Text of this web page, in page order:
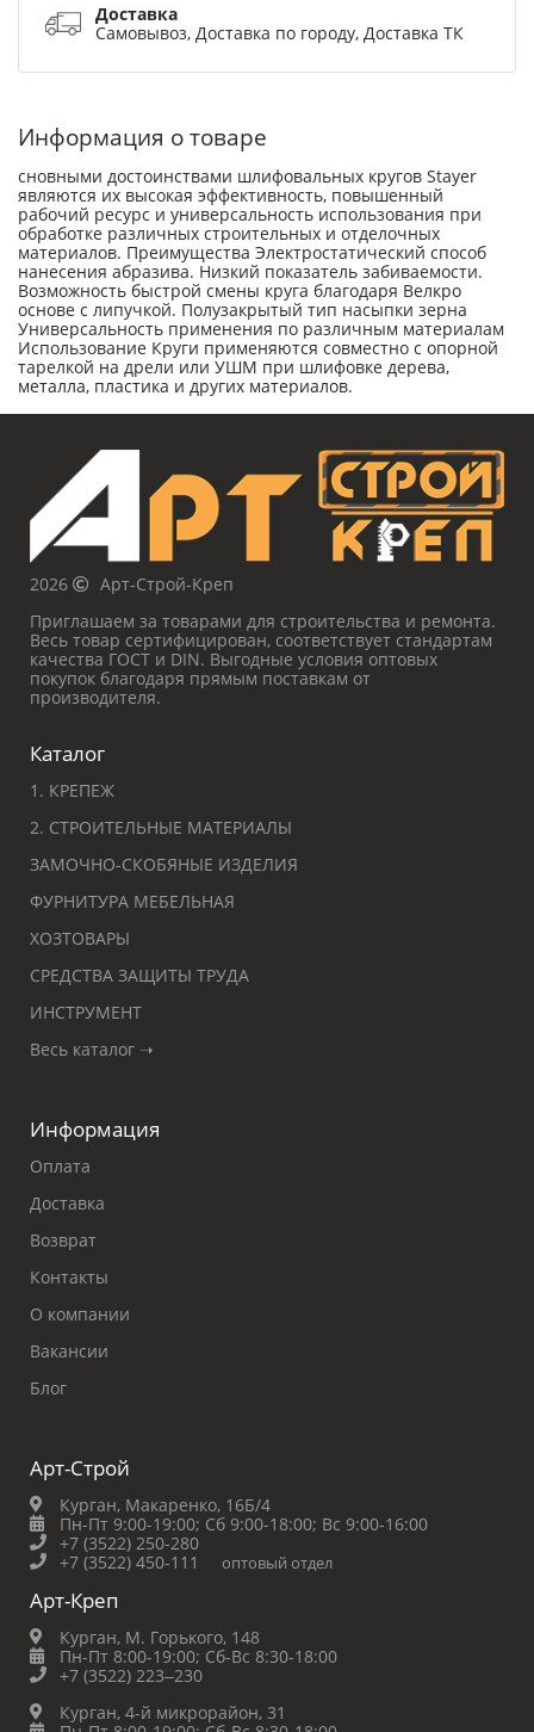
Доставка
Самовывоз, Доставка по городу, Доставка ТК
Информация о товаре
сновными достоинствами шлифовальных кругов Stayer
являются их высокая эффективность, повышенный
рабочий ресурс и универсальность использования при
обработке различных строительных и отделочных
материалов. Преимущества Электростатический способ
нанесения абразива. Низкий показатель забиваемости.
Возможность быстрой смены круга благодаря Велкро
основе с липучкой. Полузакрытый тип насыпки зерна
Универсальность применения по различным материалам
Использование Круги применяются совместно с опорной
тарелкой на дрели или УШМ при шлифовке дерева,
металла, пластика и других материалов.
2026
Арт-Строй-Креп
Приглашаем за товарами для строительства и ремонта.
Весь товар сертифицирован, соответствует стандартам
качества ГОСТ и DIN. Выгодные условия оптовых
покупок благодаря прямым поставкам от
производителя.
Каталог
1. КРЕПЕЖ
2. СТРОИТЕЛЬНЫЕ МАТЕРИАЛЫ
ЗАМОЧНО-СКОБЯНЫЕ ИЗДЕЛИЯ
ФУРНИТУРА МЕБЕЛЬНАЯ
ХОЗТОВАРЫ
СРЕДСТВА ЗАЩИТЫ ТРУДА
ИНСТРУМЕНТ
Весь каталог ➝
Информация
Оплата
Доставка
Возврат
Контакты
О компании
Вакансии
Блог
Арт-Строй
Курган, Макаренко, 16Б/4
Пн-Пт 9:00-19:00; Сб 9:00-18:00; Вс 9:00-16:00
+7 (3522) 250-280
+7 (3522) 450-111
оптовый отдел
Арт-Креп
Курган, М. Горького, 148
Пн-Пт 8:00-19:00; Сб-Вс 8:30-18:00
+7 (3522) 223‒230
Курган, 4-й микрорайон, 31